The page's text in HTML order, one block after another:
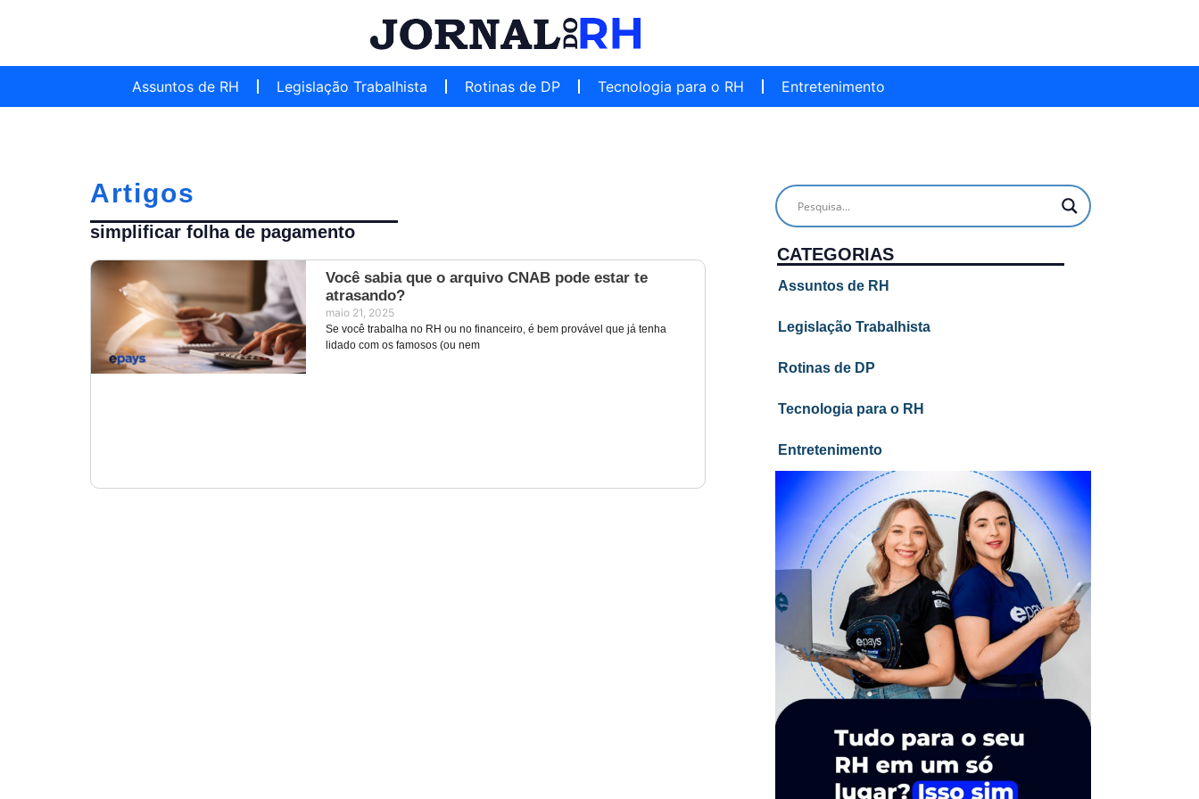
Assuntos de RH Legislação Trabalhista Rotinas de DP Tecnologia para o RH Entretenimento
Artigos
simplificar folha de pagamento
Você sabia que o arquivo CNAB pode estar te
atrasando?
maio 21, 2025
Se você trabalha no RH ou no financeiro, é bem provável que já tenha
lidado com os famosos (ou nem
CATEGORIAS
Assuntos de RH
Legislação Trabalhista
Rotinas de DP
Tecnologia para o RH
Entretenimento